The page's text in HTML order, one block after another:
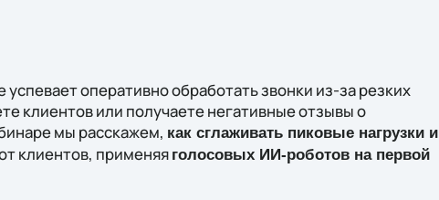
оперативно обработать звонки из-за резких
клиентов или получаете негативные отзывы о
мы расскажем, как сглаживать пиковые нагрузки и
клиентов, применяя голосовых ИИ-роботов на первой